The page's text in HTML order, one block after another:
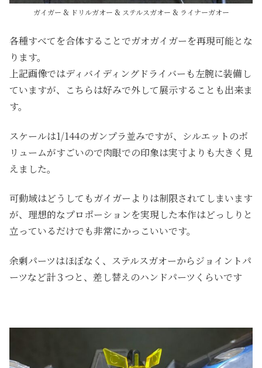
ガイガー & ドリルガオー & ステルスガオー & ライナーガオー
各種すべてを合体することでガオガイガーを再現可能とな
ります。
上記画像ではディバイディングドライバーも左腕に装備し
ていますが、こちらは好みで外して展示することも出来ま
す。
スケールは1/144のガンプラ並みですが、シルエットのボ
リュームがすごいので肉眼での印象は実寸よりも大きく見
えました。
可動域はどうしてもガイガーよりは制限されてしまいます
が、理想的なプロポーションを実現した本作はどっしりと
立っているだけでも非常にかっこいいです。
余剰パーツはほぼなく、ステルスガオーからジョイントパ
ーツなど計３つと、差し替えのハンドパーツくらいです